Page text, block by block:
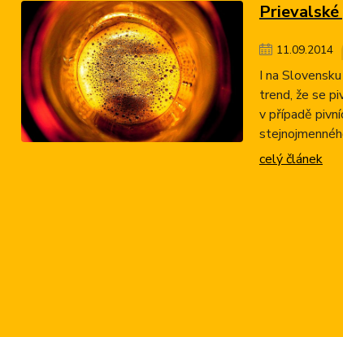
11.09.2014
I na
trend, že se
v případě
celý článek